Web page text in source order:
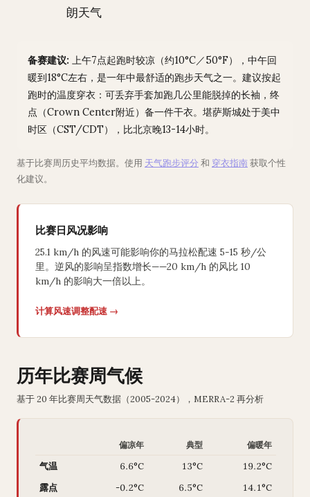
朗天气
备赛建议: 上午7点起跑时较凉（约10°C／50°F），中午回
暖到18°C左右，是一年中最舒适的跑步天气之一。建议按起
跑时的温度穿衣：可丢弃手套加跑几公里能脱掉的长袖，终
点（Crown Center附近）备一件干衣。堪萨斯城处于美中
时区（CST/CDT），比北京晚13-14小时。
基于比赛周历史平均数据。使用 天气跑步评分 和 穿衣指南获取个性
化建议。
比赛日风况影响
25.1 km/h 的风速可能影响你的马拉松配速 5-15 秒/公
里。逆风的影响呈指数增长——20 km/h 的风比 10
km/h 的影响大一倍以上。
计算风速调整配速 →
历年比赛周气候
基于 20 年比赛周天气数据（2005-2024），MERRA-2 再分析
偏凉年 典型 偏暖年
气温 6.6°C 13°C
19.2°C
露点
-0.2°C 6.5°C 14.1°C